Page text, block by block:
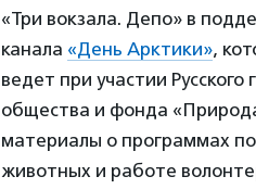
«Три вокзала. Депо» в
канала «День Арктики»,
ведет при участии Русского
общества и фонда
материалы о программах
животных и работе